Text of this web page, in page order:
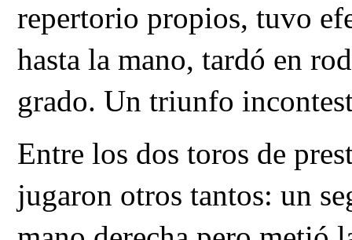
repertorio propios, tuvo
hasta la mano, tardó en
grado. Un triunfo
Entre los dos toros de
jugaron otros tantos: un